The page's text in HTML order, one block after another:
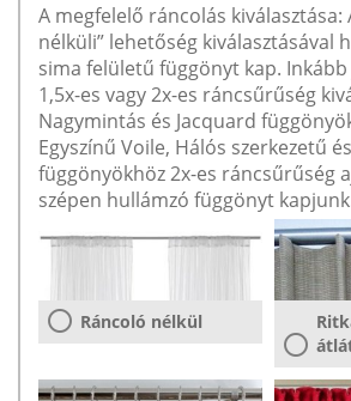
A megfelelő ráncolás kiválasztása:
nélküli” lehetőség kiválasztásával
sima felületű függönyt kap.
1,5x-es vagy 2x-es ráncsűrűség
Nagymintás és Jacquard
Egyszínű Voile, Hálós szerkezetű
függönyökhöz 2x-es ráncsűrűség
szépen hullámzó függönyt
Ráncoló nélkül